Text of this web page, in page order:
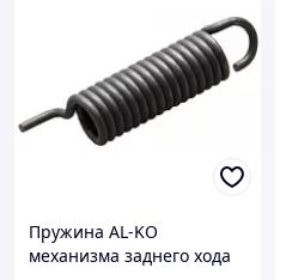
Пружина AL-KO
механизма заднего хода